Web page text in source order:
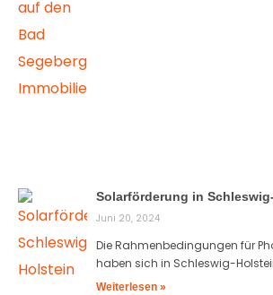
Solarförderung in
Juni 20, 2024
Die Rahmenbedingungen für
haben sich in Schleswig-
Weiterlesen »